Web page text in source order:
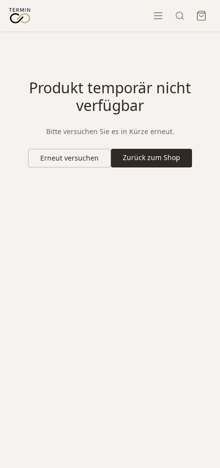
Produkt temporär nicht
verfügbar
Bitte versuchen Sie es in Kürze erneut.
Erneut versuchen Zurück zum Shop